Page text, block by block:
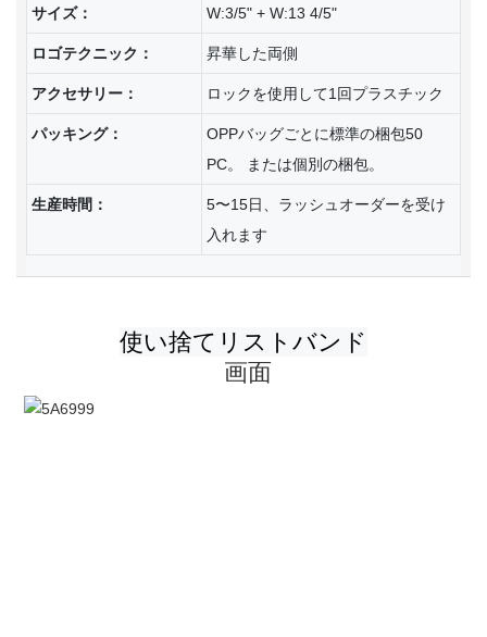
サイズ： W:3/5" + W:13 4/5"
ロゴテクニック： 昇華した両側
アクセサリー： ロックを使用して1回プラスチック
パッキング：
OPPバッグごとに標準の梱包50
PC。 または個別の梱包。
生産時間：
5〜15日、ラッシュオーダーを受け
入れます
画面